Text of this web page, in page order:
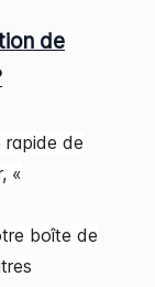
de
rapide de
«
boîte de